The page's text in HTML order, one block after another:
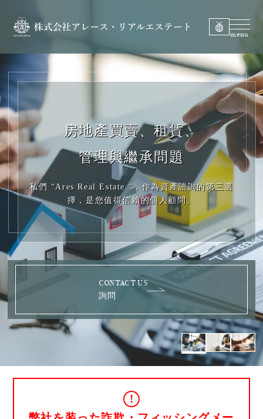
房地產買賣、租賃、
管理與繼承問題
私們 “Ares Real Estate “，作為資產諮詢的第三選
擇，是您值得信賴的個人顧問。
CONTACT US
詢問
!